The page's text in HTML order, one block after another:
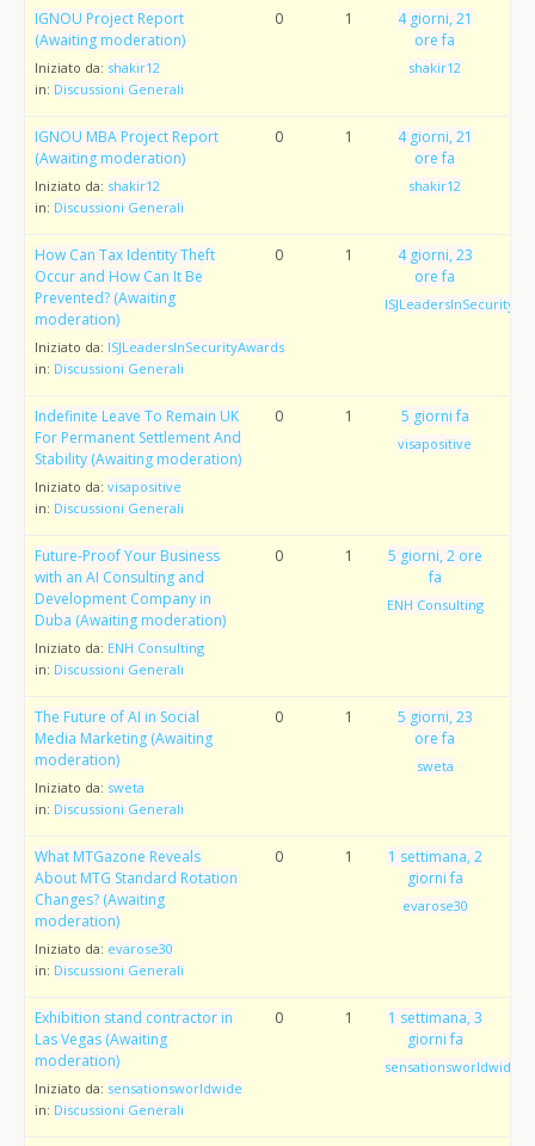
IGNOU Project Report
(Awaiting moderation)
Iniziato da: shakir12
in: Discussioni Generali
0 1
4 giorni, 21
ore fa
shakir12
IGNOU MBA Project Report
(Awaiting moderation)
Iniziato da: shakir12
in: Discussioni Generali
0 1
4 giorni, 21
ore fa
shakir12
How Can Tax Identity Theft
Occur and How Can It Be
Prevented? (Awaiting
moderation)
Iniziato da: ISJLeadersInSecurityAwards
in: Discussioni Generali
0 1
4 giorni, 23
ore fa
Indefinite Leave To Remain UK
For Permanent Settlement And
Stability (Awaiting moderation)
Iniziato da: visapositive
in: Discussioni Generali
0 1 5 giorni fa
visapositive
Future-Proof Your Business
with an AI Consulting and
Development Company in
Duba (Awaiting moderation)
Iniziato da: ENH Consulting
in: Discussioni Generali
0 1
5 giorni, 2 ore
fa
ENH Consulting
The Future of AI in Social
Media Marketing (Awaiting
moderation)
Iniziato da: sweta
in: Discussioni Generali
0 1
5 giorni, 23
ore fa
sweta
What MTGazone Reveals
About MTG Standard Rotation
Changes? (Awaiting
moderation)
Iniziato da: evarose30
in: Discussioni Generali
0 1
1 settimana, 2
giorni fa
evarose30
Exhibition stand contractor in
Las Vegas (Awaiting
moderation)
Iniziato da: sensationsworldwide
in: Discussioni Generali
0 1
1 settimana, 3
giorni fa
sensationsworldwide